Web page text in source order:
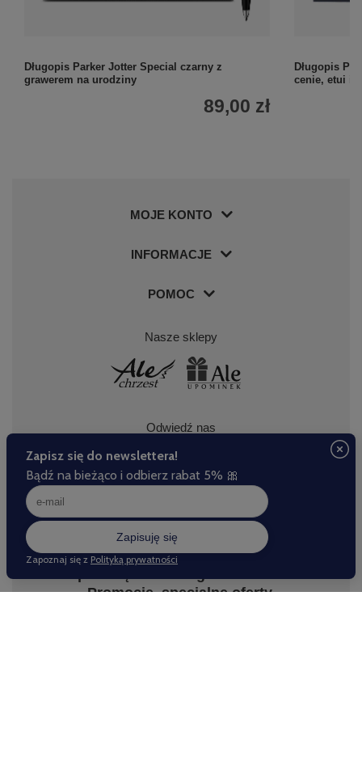
Długopis Parker Jotter Special czarny z
grawerem na urodziny
89,00 zł
Długopis
cenie, etui i
MOJE KONTO
INFORMACJE
POMOC
Nasze sklepy
Odwiedź nas
Promocje, specjalne oferty.